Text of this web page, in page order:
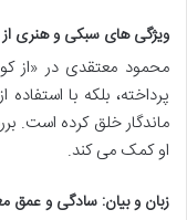
ویژگی های سبکی و هنری از
محمود معتقدی در «از
پرداخته، بلکه با
ماندگار خلق کرده است.
او کمک می کند.
زبان و بیان: سادگی و عمق